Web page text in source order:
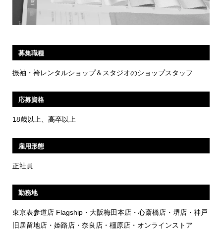
募集職種
振袖・袴レンタルショップ＆スタジオのショップスタッフ
応募資格
18歳以上、高卒以上
雇用形態
正社員
勤務地
東京表参道店 Flagship・大阪梅田本店・心斎橋店・堺店・神戸
旧居留地店・姫路店・奈良店・橿原店・オンラインストア